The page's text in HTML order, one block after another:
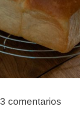
3 comentarios